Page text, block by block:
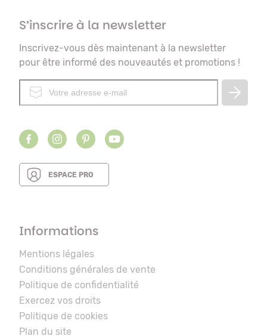
S’inscrire à la newsletter
Inscrivez-vous dès maintenant à la newsletter
pour être informé des nouveautés et promotions !
ESPACE PRO
Informations
Mentions légales
Conditions générales de vente
Politique de confidentialité
Exercez vos droits
Politique de cookies
Plan du site